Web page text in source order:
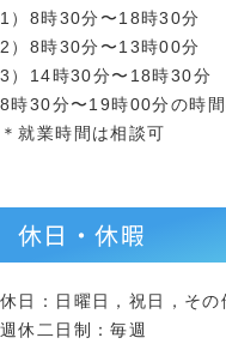
1）8時30分〜18時30分
2）8時30分〜13時00分
3）14時30分〜18時30分
8時30分〜19時00分の時
＊就業時間は相談可
休日・休暇
休日：日曜日，祝日，その
週休二日制：毎週